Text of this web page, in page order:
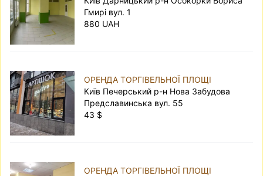
Гмирі вул. 1
880 UAH
ОРЕНДА ТОРГІВЕЛЬНОЇ ПЛОЩІ
Київ Печерський р-н Нова Забудова
Предславинська вул. 55
43 $
ОРЕНДА ТОРГІВЕЛЬНОЇ ПЛОЩІ